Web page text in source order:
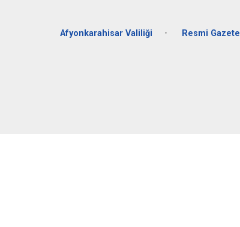
Afyonkarahisar Valiliği Resmi Gazete